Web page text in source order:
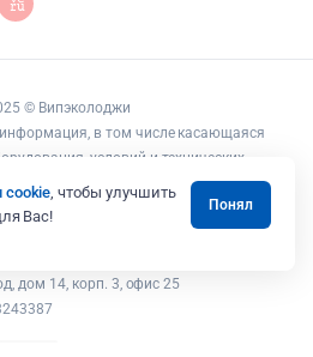
© Випэколоджи
в том числе касающаяся
условий и технических
на складе, стоимости товаров и
и ни при каких условиях не
положениями статьи 437
дом 14, корп. 3, офис 25
cookie, чтобы улучшить
Вас!
Понял